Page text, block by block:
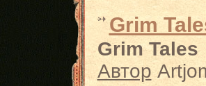
Grim
Grim Tales
Автор